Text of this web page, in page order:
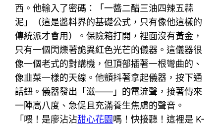
西。他輸入了密碼：「一醬二醋三油四辣五蒜
泥」（這是醬料界的基礎公式，只有像他這樣的
傳統派才會用）。保險箱打開，裡面沒有黃金，
只有一個閃爍著詭異紅色光芒的儀器。這儀器很
像一個老式的對講機，但頂部插著一根彎曲的、
像韭菜一樣的天線。他顫抖著拿起儀器，按下通
話鈕。儀器發出「滋——」的電流聲，接著傳來
一陣高八度、急促且充滿養生焦慮的聲音。
「喂！是廖沾沾甜心花園嗎！快接聽！這裡是 K-